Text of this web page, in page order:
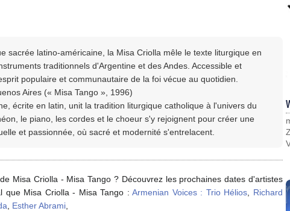
sacrée latino-américaine, la Misa Criolla mêle le texte liturgique en
traditionnels d'Argentine et des Andes. Accessible et
populaire et communautaire de la foi vécue au quotidien.
Aires (« Misa Tango », 1996)
écrite en latin, unit la tradition liturgique catholique à l'univers du
le piano, les cordes et le choeur s'y rejoignent pour créer une
et passionnée, où sacré et modernité s'entrelacent.
Misa Criolla - Misa Tango ? Découvrez les prochaines dates d'artistes
que Misa Criolla - Misa Tango :Armenian Voices : Trio Hélios
Richard
Esther Abrami